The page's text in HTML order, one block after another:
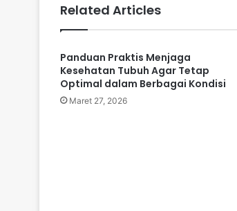
Related Articles
Panduan Praktis Menjaga
Kesehatan Tubuh Agar Tetap
Optimal dalam Berbagai Kondisi
Maret 27, 2026